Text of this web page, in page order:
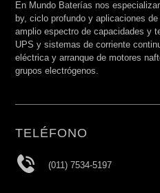
En Mundo Baterías nos
by, ciclo profundo y aplicaciones
amplio espectro de capacidades y
UPS y sistemas de corriente
eléctrica y arranque de motores
grupos electrógenos.
TELÉFONO
(011) 7534-5197